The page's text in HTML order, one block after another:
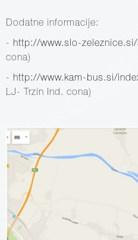
Dodatne informacije:
- http://www.slo-
cona)
- http://www.kam-bus.si/
LJ- Trzin Ind. cona)